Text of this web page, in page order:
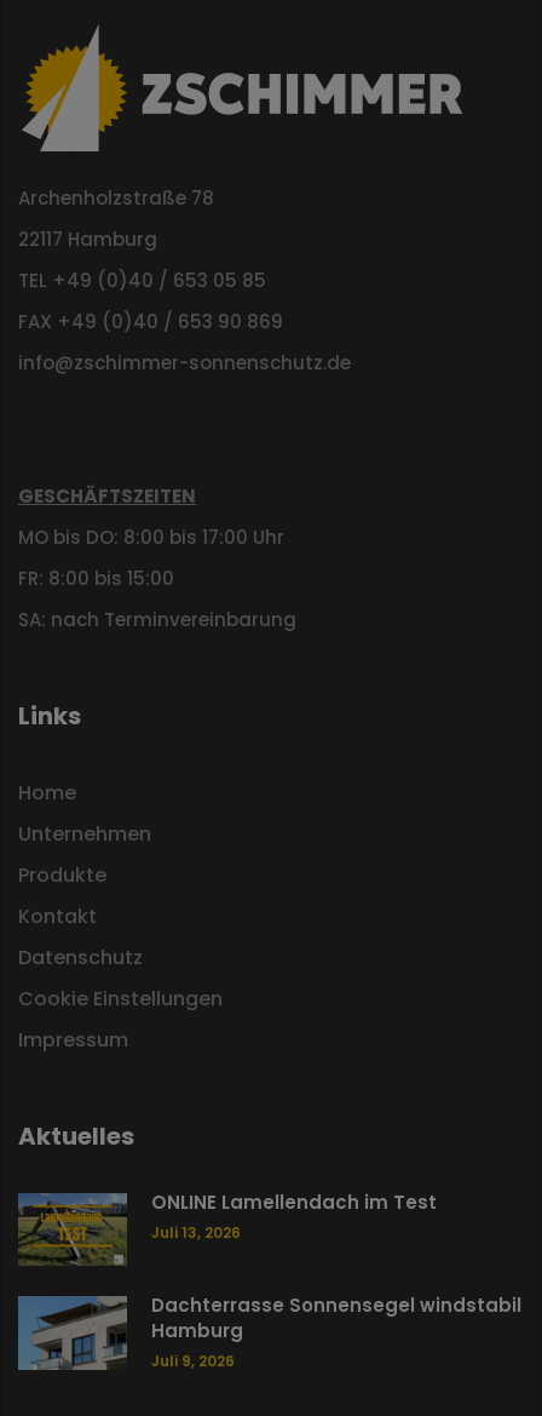
Archenholzstraße 78
22117 Hamburg
TEL +49 (0)40 / 653 05 85
FAX +49 (0)40 / 653 90 869
info@zschimmer-sonnenschutz.de
GESCHÄFTSZEITEN
MO bis DO: 8:00 bis 17:00 Uhr
FR: 8:00 bis 15:00
SA: nach Terminvereinbarung
Links
Home
Unternehmen
Produkte
Kontakt
Datenschutz
Cookie Einstellungen
Impressum
Aktuelles
ONLINE Lamellendach im Test
Juli 13, 2026
Dachterrasse Sonnensegel windstabil
Hamburg
Juli 9, 2026